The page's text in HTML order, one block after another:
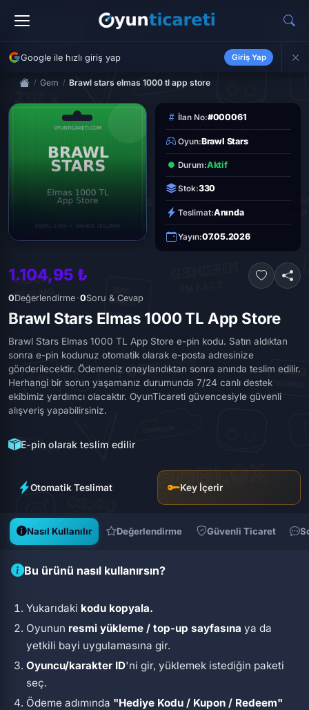
Google ile hızlı giriş yap Giriş Yap
Gem Brawl stars elmas 1000 tl app store
İlan No:#000061
Oyun:Brawl Stars
Durum:Aktif
Stok:330
Teslimat:Anında
Yayın:07.05.2026
1.104,95 ₺
0Değerlendirme ·0Soru & Cevap
Brawl Stars Elmas 1000 TL App Store
Brawl Stars Elmas 1000 TL App Store e-pin kodu. Satın aldıktan
sonra e-pin kodunuz otomatik olarak e-posta adresinize
gönderilecektir. Ödemeniz onaylandıktan sonra anında teslim edilir.
Herhangi bir sorun yaşamanız durumunda 7/24 canlı destek
ekibimiz yardımcı olacaktır. OyunTicareti güvencesiyle güvenli
alışveriş yapabilirsiniz.
E-pin olarak teslim edilir
Otomatik Teslimat Key İçerir
Nasıl Kullanılır Değerlendirme Güvenli Ticaret
Bu ürünü nasıl kullanırsın?
Yukarıdaki kodu kopyala.
Oyunun resmi yükleme / top-up sayfasına ya da
yetkili bayi uygulamasına gir.
Oyuncu/karakter ID'ni gir, yüklemek istediğin paketi
seç.
Ödeme adımında "Hediye Kodu / Kupon / Redeem"